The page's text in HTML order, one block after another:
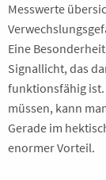
Messwerte
Eine
Signallicht, das
funktionsfähig ist.
müssen, kann
Gerade im
enormer Vorteil.